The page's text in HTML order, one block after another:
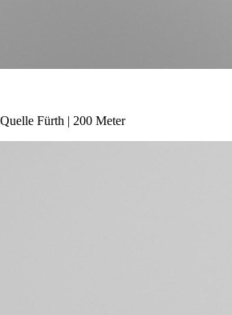
Fürth | 200 Meter